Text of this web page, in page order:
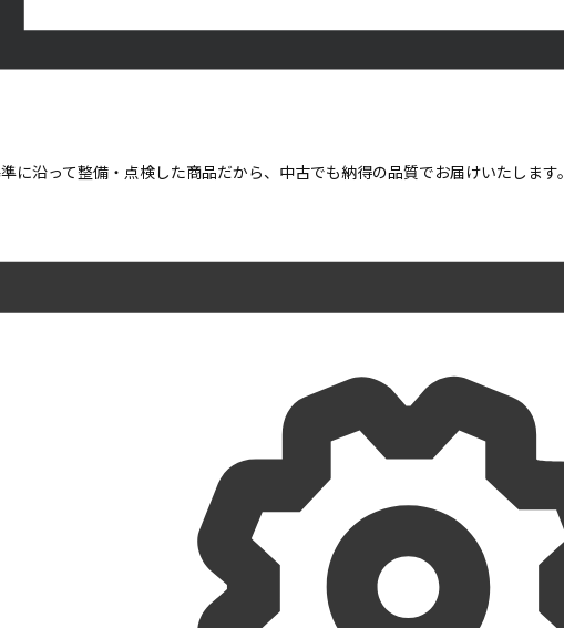
に沿って整備・点検した商品だから、中古でも納得の品質でお届けいたします。